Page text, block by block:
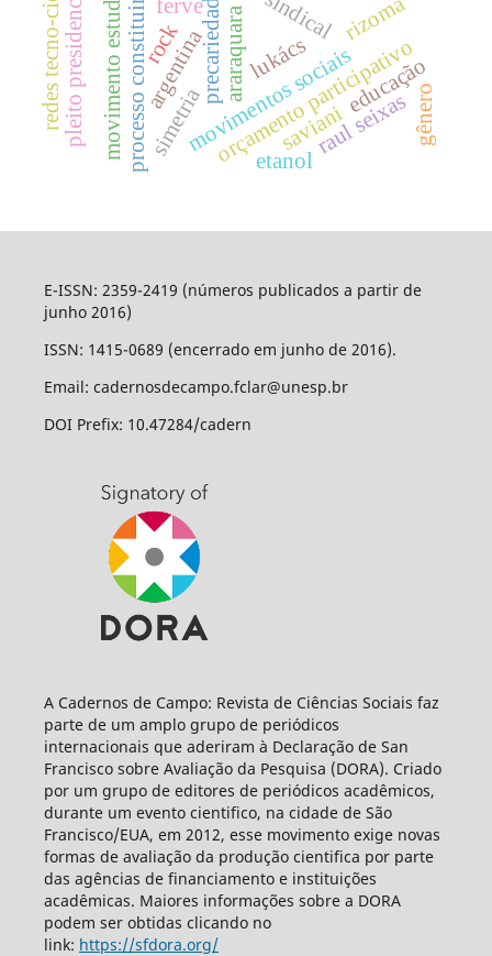
precariedade
movimentos sociais
ferve
processo constituinte orçamento participativo
araraquara
argentina
movimento estudantil educação
lukács
savianiraul seixas
rock
etanol
rizoma
simetria gênero
E-ISSN: 2359-2419 (números publicados a partir de
junho 2016)
ISSN: 1415-0689 (encerrado em junho de 2016).
Email: cadernosdecampo.fclar@unesp.br
DOI Prefix: 10.47284/cadern
A Cadernos de Campo: Revista de Ciências Sociais faz
parte de um amplo grupo de periódicos
internacionais que aderiram à Declaração de San
Francisco sobre Avaliação da Pesquisa (DORA). Criado
por um grupo de editores de periódicos acadêmicos,
durante um evento cientifico, na cidade de São
Francisco/EUA, em 2012, esse movimento exige novas
formas de avaliação da produção cientifica por parte
das agências de financiamento e instituições
acadêmicas. Maiores informações sobre a DORA
podem ser obtidas clicando no
link: https://sfdora.org/